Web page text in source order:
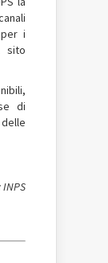
i
sito
di